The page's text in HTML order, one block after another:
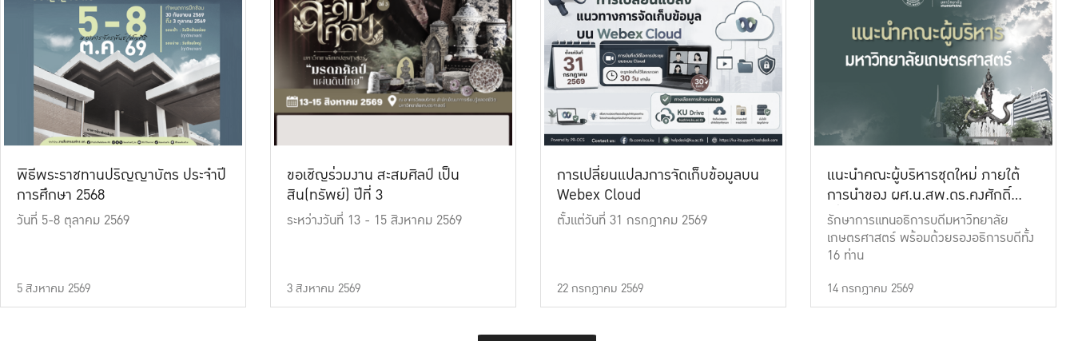
พิธีพระราชทานปริญญาบัตร ประจำปี
การศึกษา 2568
วันที่ 5-8 ตุลาคม 2569
5 สิงหาคม 2569
ขอเชิญร่วมงาน สะสมศิลป์ เป็น
สิน(ทรัพย์) ปีที่ 3
ระหว่างวันที่ 13 - 15 สิงหาคม 2569
3 สิงหาคม 2569
การเปลี่ยนแปลงการจัดเก็บข้อมูลบน
Webex Cloud
ตั้งแต่วันที่ 31 กรกฎาคม 2569
22 กรกฎาคม 2569
แนะนำคณะผู้บริหารชุดใหม่ ภายใต้
การนำของ ผศ.น.สพ.ดร.คงศักดิ์
เที่ยงธรรม
รักษาการแทนอธิการบดีมหาวิทยาลัย
เกษตรศาสตร์ พร้อมด้วยรองอธิการบดีทั้ง
16 ท่าน
14 กรกฎาคม 2569